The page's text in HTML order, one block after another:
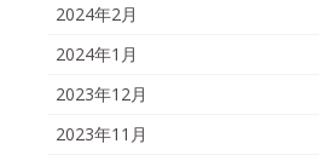
2024年2月
2024年1月
2023年12月
2023年11月